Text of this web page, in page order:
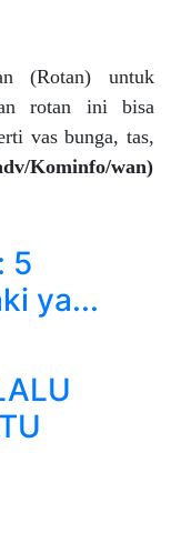
(Rotan) untuk
rotan ini bisa
vas bunga, tas,
Kominfo/wan)
5
ya...